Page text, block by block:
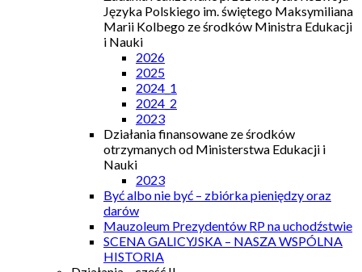
Języka Polskiego im. świętego Maksymiliana
Marii Kolbego ze środków Ministra Edukacji
i Nauki
2026
2025
2024_1
2024_2
2023
Działania finansowane ze środków
otrzymanych od Ministerstwa Edukacji i
Nauki
2023
Być albo nie być – zbiórka pieniędzy oraz
darów
Mauzoleum Prezydentów RP na uchodźstwie
SCENA GALICYJSKA – NASZA WSPÓLNA
HISTORIA